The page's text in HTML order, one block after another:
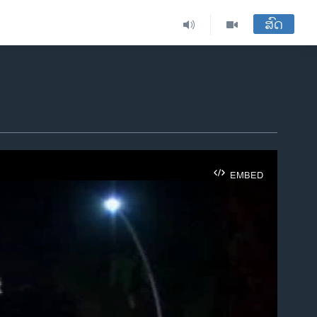
ສົດ
EMBED